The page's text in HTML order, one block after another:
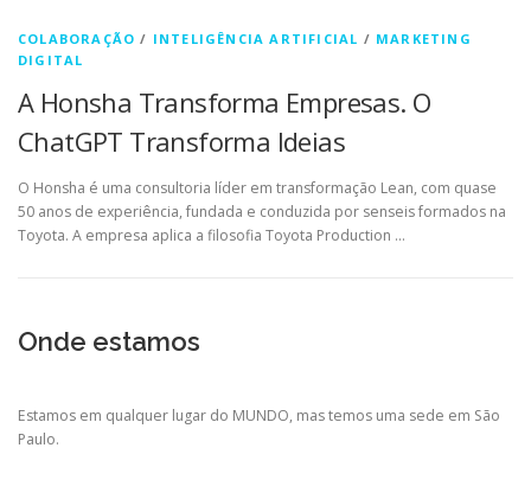
COLABORAÇÃO / INTELIGÊNCIA ARTIFICIAL / MARKETING
DIGITAL
A Honsha Transforma Empresas. O
ChatGPT Transforma Ideias
O Honsha é uma consultoria líder em transformação Lean, com quase
50 anos de experiência, fundada e conduzida por senseis formados na
Toyota. A empresa aplica a filosofia Toyota Production …
Onde estamos
Estamos em qualquer lugar do MUNDO, mas temos uma sede em São
Paulo.